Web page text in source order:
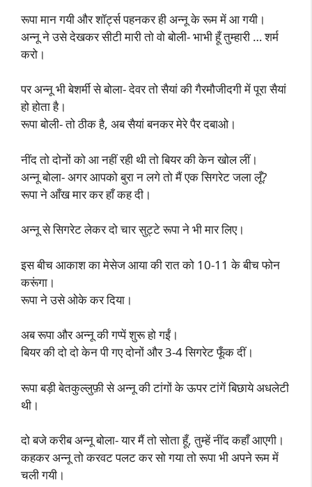
रूपा मान गयी और शॉर्ट्स पहनकर ही अन्नू के रूम में आ गयी।
अन्नू ने उसे देखकर सीटी मारी तो वो बोली- भाभी हूँ तुम्हारी … शर्म
करो।
पर अन्नू भी बेशर्मी से बोला- देवर तो सैयां की गैरमौजीदगी में पूरा सैयां
हो होता है।
रूपा बोली- तो ठीक है, अब सैयां बनकर मेरे पैर दबाओ।
नींद तो दोनों को आ नहीं रही थी तो बियर की केन खोल लीं।
अन्नू बोला- अगर आपको बुरा न लगे तो मैं एक सिगरेट जला लूँ?
रूपा ने आँख मार कर हाँ कह दी।
अन्नू से सिगरेट लेकर दो चार सुट्टे रूपा ने भी मार लिए।
इस बीच आकाश का मेसेज आया की रात को 10-11 के बीच फोन
करूंगा।
रूपा ने उसे ओके कर दिया।
अब रूपा और अन्नू की गप्पें शुरू हो गईं।
बियर की दो दो केन पी गए दोनों और 3-4 सिगरेट फूँक दीं।
रूपा बड़ी बेतकुल्लुफ़ी से अन्नू की टांगों के ऊपर टांगें बिछाये अधलेटी
थी।
दो बजे करीब अन्नू बोला- यार मैं तो सोता हूँ, तुम्हें नींद कहाँ आएगी।
कहकर अन्नू तो करवट पलट कर सो गया तो रूपा भी अपने रूम में
चली गयी।